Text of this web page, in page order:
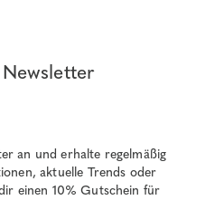
an und erhalte regelmäßig
aktuelle Trends oder
einen 10% Gutschein für